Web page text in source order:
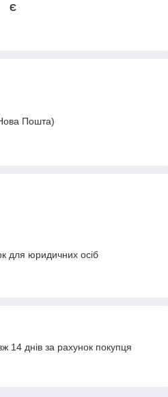
Є
Пошта)
для юридичних осіб
14 днів за рахунок покупця